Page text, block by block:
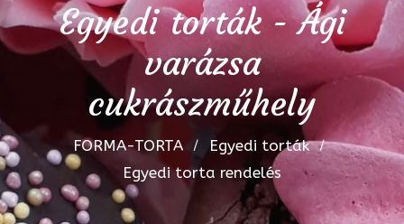
Egyedi torták - Ági
varázsa
cukrászműhely
FORMA-TORTA
Egyedi torták
Egyedi torta rendelés